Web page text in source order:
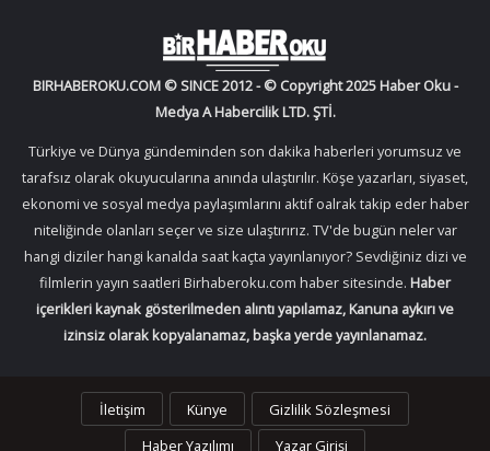
BIRHABEROKU.COM © SINCE 2012 - © Copyright 2025 Haber Oku -
Medya A Habercilik LTD. ŞTİ.
Türkiye ve Dünya gündeminden son dakika haberleri yorumsuz ve
tarafsız olarak okuyucularına anında ulaştırılır. Köşe yazarları, siyaset,
ekonomi ve sosyal medya paylaşımlarını aktif oalrak takip eder haber
niteliğinde olanları seçer ve size ulaştırırız. TV'de bugün neler var
hangi diziler hangi kanalda saat kaçta yayınlanıyor? Sevdiğiniz dizi ve
filmlerin yayın saatleri Birhaberoku.com haber sitesinde. Haber
içerikleri kaynak gösterilmeden alıntı yapılamaz, Kanuna aykırı ve
izinsiz olarak kopyalanamaz, başka yerde yayınlanamaz.
İletişim Künye
Gizlilik Sözleşmesi
Haber Yazılımı
Yazar Girişi